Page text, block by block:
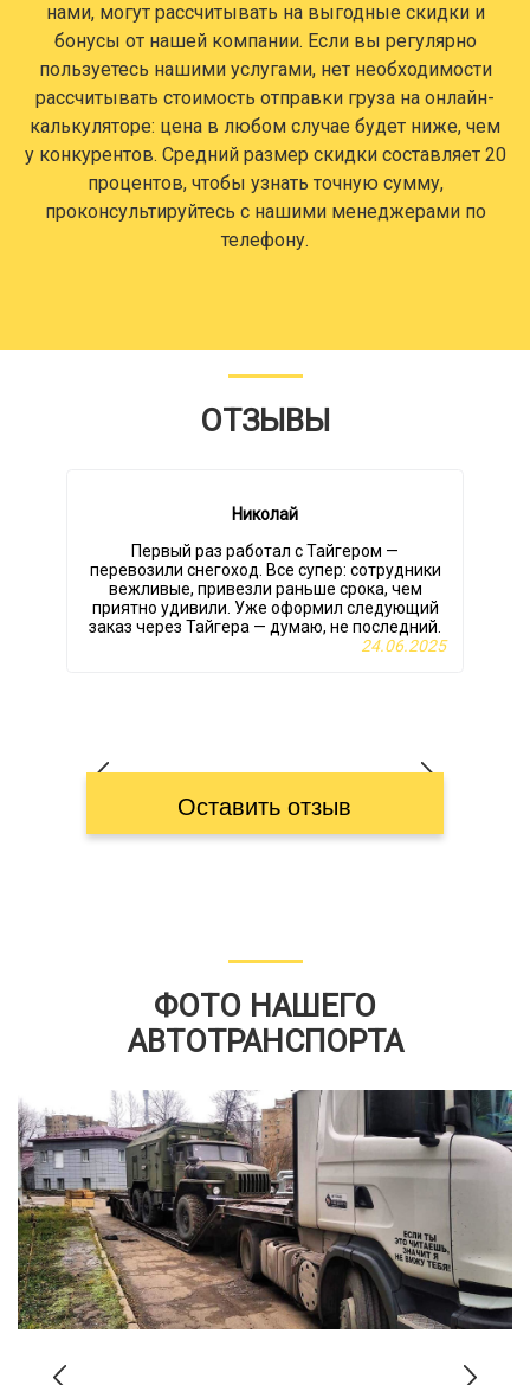
нами, могут рассчитывать на выгодные скидки и
бонусы от нашей компании. Если вы регулярно
пользуетесь нашими услугами, нет необходимости
рассчитывать стоимость отправки груза на онлайн-
калькуляторе: цена в любом случае будет ниже, чем
у конкурентов. Средний размер скидки составляет 20
процентов, чтобы узнать точную сумму,
проконсультируйтесь с нашими менеджерами по
телефону.
ОТЗЫВЫ
Николай
Первый раз работал с Тайгером —
перевозили снегоход. Все супер: сотрудники
вежливые, привезли раньше срока, чем
приятно удивили. Уже оформил следующий
заказ через Тайгера — думаю, не последний.
24.06.2025
Оставить отзыв
ФОТО НАШЕГО
АВТОТРАНСПОРТА